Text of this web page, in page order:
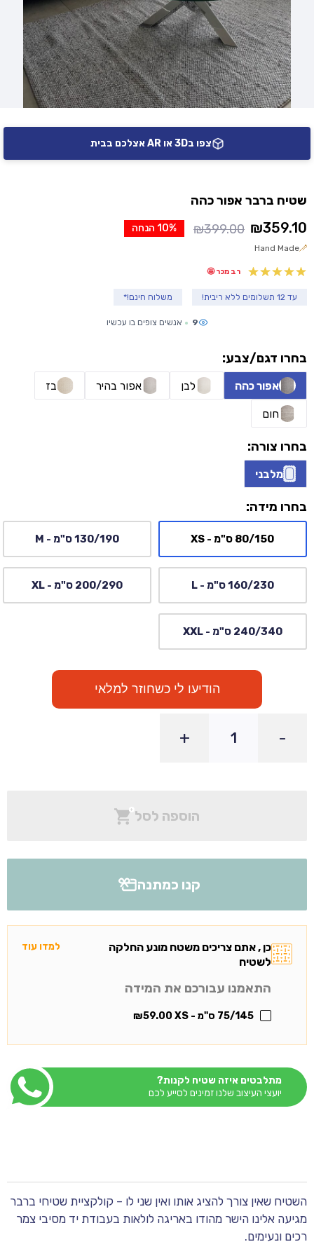
בחרו דגם/צבע:
אפור כהה לבן אפור בהיר בז
חום
בחרו צורה:
מלבני
בחרו מידה:
80/150 ס"מ - XS 130/190 ס"מ - M
160/230 ס"מ - L 200/290 ס"מ - XL
240/340 ס"מ - XXL
הודיעו לי כשחוזר למלאי
-
+
קנו כמתנה
הוספה לסל
כן , אתם צריכים משטח מונע החלקה
לשטיח
למדו עוד
התאמנו עבורכם את המידה
75/145 ס"מ - XS ₪59.00
מתלבטים איזה שטיח לקנות?
יועצי העיצוב שלנו זמינים לסייע לכם
צפו ב3D או AR אצלכם בבית
שטיח ברבר אפור כהה
10% הנחה ₪399.00 המחיר
המקורי
היה:
₪399.00.
₪359.10
המחיר
הנוכחי
הוא:
₪359.10.
Hand Made
רב מכר 🤩
עד 12 תשלומים ללא ריבית! משלוח חינם!*
9 אנשים צופים בו עכשיו
השטיח שאין צורך להציג אותו ואין שני לו – קולקציית שטיחי ברבר
מגיעה אלינו הישר מהודו באריגה לולאות בעבודת יד מסיבי צמר
רכים ונעימים.